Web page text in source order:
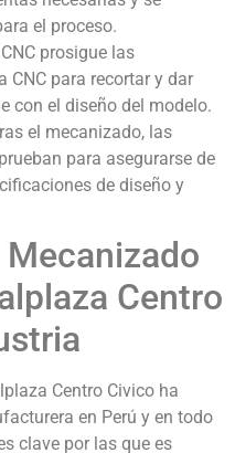
el proceso.
prosigue las
CNC para recortar y dar
con el diseño del modelo.
el mecanizado, las
para asegurarse de
de diseño y
Centro
Centro Civico ha
en Perú y en todo
clave por las que es